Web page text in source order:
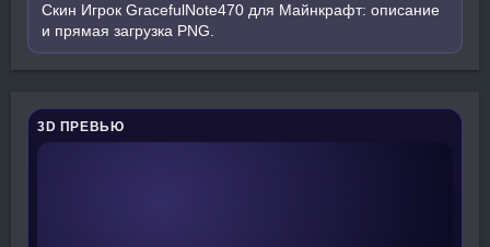
Скин Игрок GracefulNote470 для Майнкрафт: описание
и прямая загрузка PNG.
3D ПРЕВЬЮ